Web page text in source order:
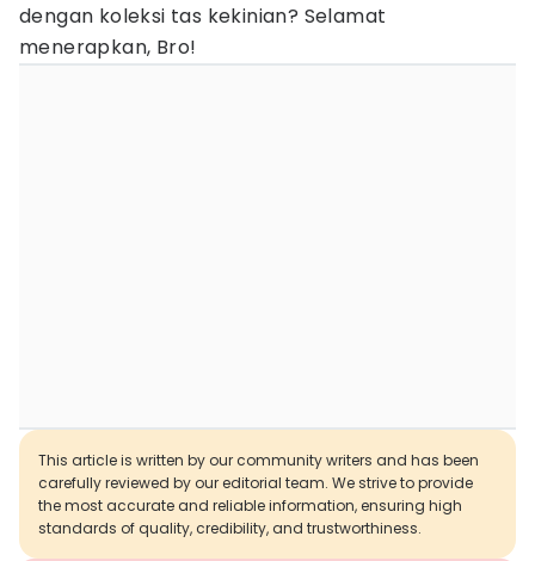
dengan koleksi tas kekinian? Selamat
menerapkan, Bro!
This article is written by our community writers and has been
carefully reviewed by our editorial team. We strive to provide
the most accurate and reliable information, ensuring high
standards of quality, credibility, and trustworthiness.